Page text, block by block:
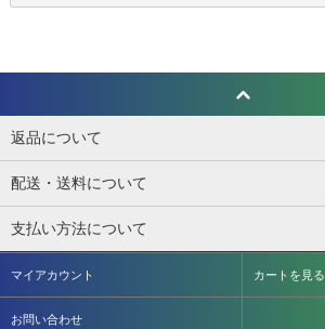
返品について
配送・送料について
支払い方法について
マイアカウント カートを見る
お問い合わせ